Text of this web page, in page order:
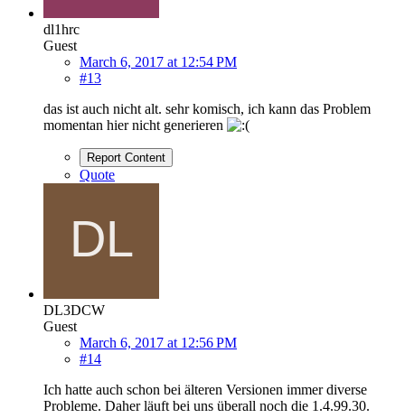
dl1hrc
Guest
March 6, 2017 at 12:54 PM
#13
das ist auch nicht alt. sehr komisch, ich kann das Problem
momentan hier nicht generieren
Report Content
Quote
DL3DCW
Guest
March 6, 2017 at 12:56 PM
#14
Ich hatte auch schon bei älteren Versionen immer diverse
Probleme. Daher läuft bei uns überall noch die 1.4.99.30.